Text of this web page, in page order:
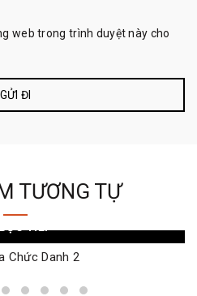
web trong trình duyệt này cho
TƯƠNG TỰ
Chức Danh 2